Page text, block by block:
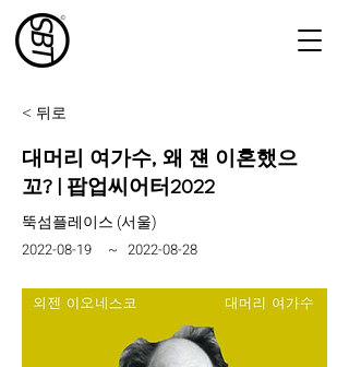
< 뒤로
대머리 여가수, 왜 쟨 이혼했으
꼬? | 팝업씨어터2022
뚝섬플레이스 (서울)
2022-08-19 ~ 2022-08-28